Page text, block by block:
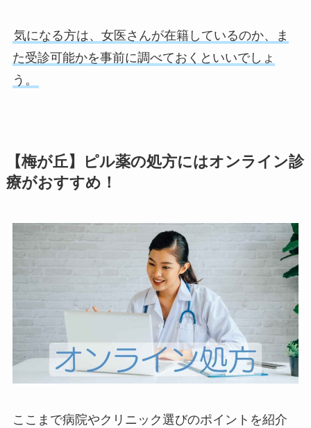
気になる方は、女医さんが在籍しているのか、ま
た受診可能かを事前に調べておくといいでしょ
う。
【梅が丘】ピル薬の処方にはオンライン診
療がおすすめ！
ここまで病院やクリニック選びのポイントを紹介